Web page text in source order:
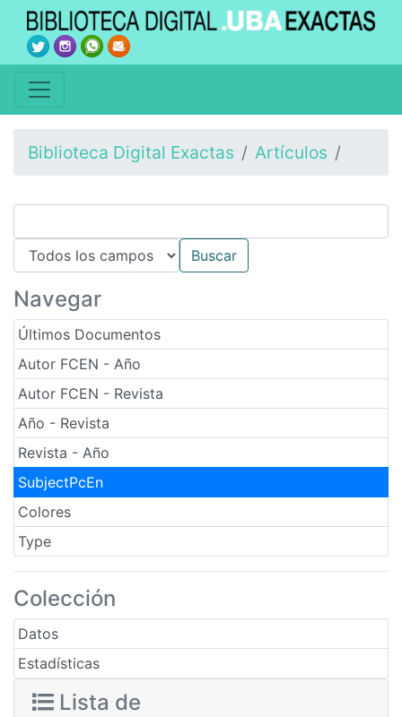
Biblioteca Digital Exactas Artículos
Navegar
Últimos Documentos
Autor FCEN - Año
Autor FCEN - Revista
Año - Revista
Revista - Año
SubjectPcEn
Colores
Type
Colección
Datos
Estadísticas
Lista de